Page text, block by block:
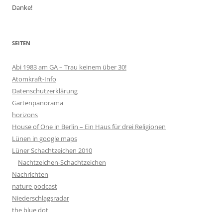
Danke!
SEITEN
Abi 1983 am GA – Trau keinem über 30!
Atomkraft-Info
Datenschutzerklärung
Gartenpanorama
horizons
House of One in Berlin – Ein Haus für drei Religionen
Lünen in google maps
Lüner Schachtzeichen 2010
Nachtzeichen-Schachtzeichen
Nachrichten
nature podcast
Niederschlagsradar
the blue dot